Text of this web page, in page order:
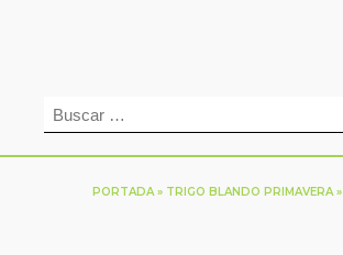
PORTADA» TRIGO BLANDO PRIMAVERA»